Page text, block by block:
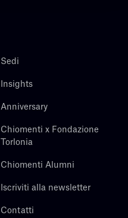
Sedi
Insights
Anniversary
Chiomenti x Fondazione
Torlonia
Chiomenti Alumni
Iscriviti alla newsletter
Contatti